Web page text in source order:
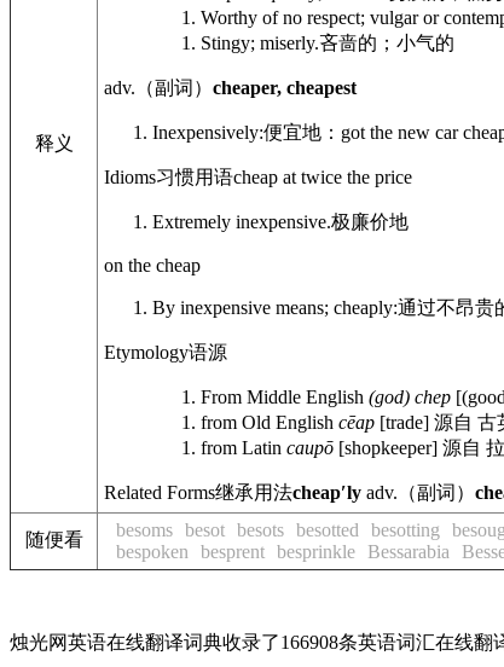
释义
Worthy of no respect; vulgar or
Stingy; miserly.吝啬的；小气的
adv. （副词） cheaper, cheapest
Inexpensively:便宜地： got the new car
Idioms习惯用语cheap at twice the price
Extremely inexpensive.极廉价地
on the cheap
By inexpensive means; cheaply:通过不昂贵
Etymology语源
From Middle English (god) chep
from Old English cēap [trade] 源自 古
from Latin caupō [shopkeeper] 源自
Related Forms继承用法cheapʹly adv. （副词）
随便看 besoms besot besots besotted besotting
bespoken
besprent besprinkle Bessarabia
烛光网英语在线翻译词典收录了166908条英语词汇在线